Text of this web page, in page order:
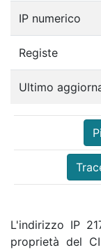
IP numerico
Registe
Ultimo
L'indirizzo IP
proprietà del